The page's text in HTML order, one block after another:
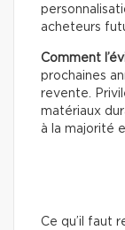
acheteurs
Comment
prochaines
revente.
matériaux
à la majorité
Ce qu’il faut